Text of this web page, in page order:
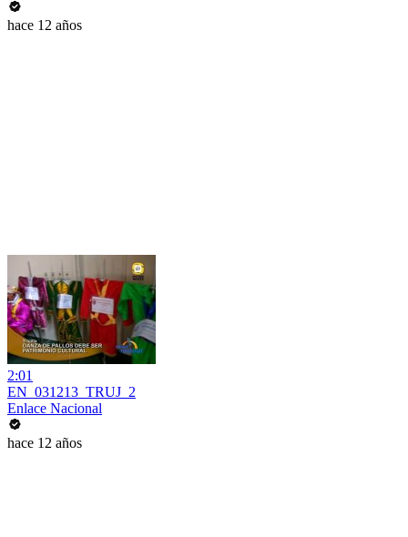
hace 12 años
2:01
EN_031213_TRUJ_2
Enlace Nacional
hace 12 años